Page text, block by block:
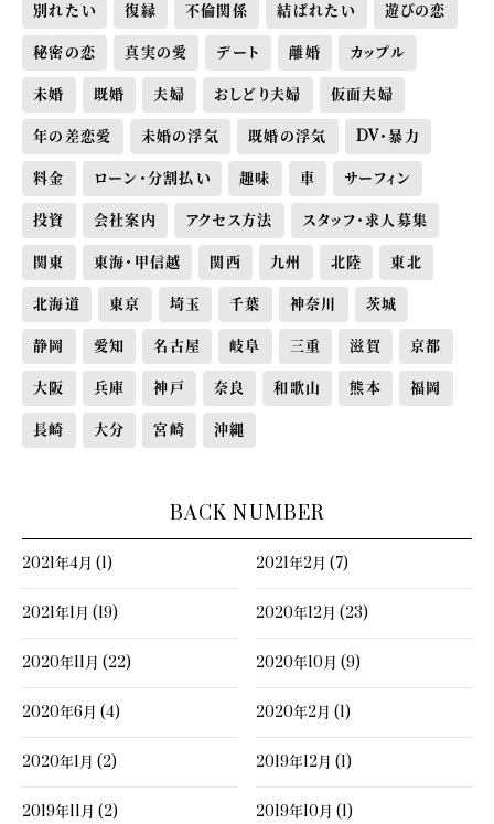
別れたい 復縁 不倫関係 結ばれたい 遊びの恋
秘密の恋 真実の愛 デート 離婚 カップル
未婚 既婚 夫婦 おしどり夫婦 仮面夫婦
年の差恋愛 未婚の浮気 既婚の浮気 DV・暴力
料金 ローン・分割払い 趣味 車 サーフィン
投資 会社案内 アクセス方法 スタッフ・求人募集
関東 東海・甲信越 関西 九州 北陸 東北
北海道 東京 埼玉 千葉 神奈川 茨城
静岡 愛知 名古屋 岐阜 三重 滋賀 京都
大阪 兵庫 神戸 奈良 和歌山 熊本 福岡
長崎 大分 宮崎 沖縄
BACK NUMBER
2021年4月 (1) 2021年2月 (7)
2021年1月 (19) 2020年12月 (23)
2020年11月 (22) 2020年10月 (9)
2020年6月 (4) 2020年2月 (1)
2020年1月 (2) 2019年12月 (1)
2019年11月 (2) 2019年10月 (1)